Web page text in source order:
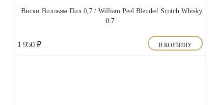
_Виски Вилльям Пил 0,7 / William Peel Blended Scotch Whisky
0.7
1 950 ₽ В КОРЗИНУ